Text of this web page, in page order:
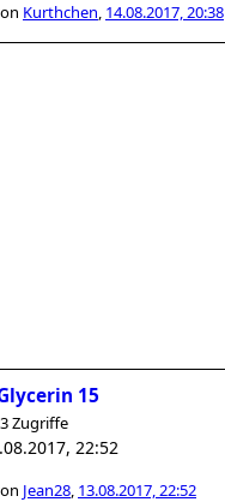
Kurthchen, 14.08.2017, 20:38
15
Zugriffe
22:52
Jean28, 13.08.2017, 22:52